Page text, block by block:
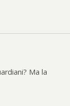
Ma la